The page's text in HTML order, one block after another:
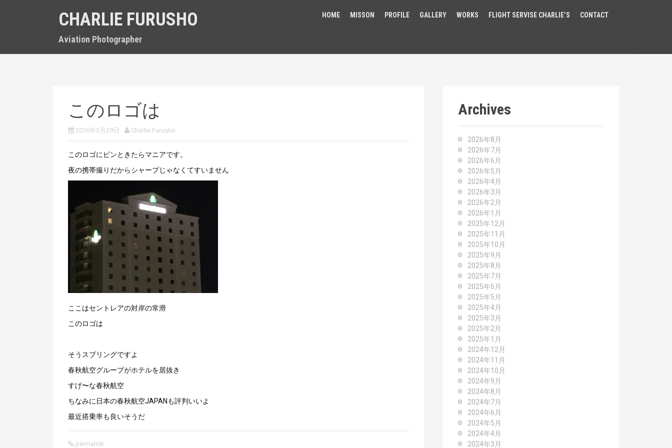
CHARLIE FURUSHO
Aviation Photographer
HOME MISSON PROFILE GALLERY WORKS FLIGHT SERVISE CHARLIE’S CONTACT
このロゴは
2016年3月29日 Charlie Furusho
このロゴにピンときたらマニアです。
夜の携帯撮りだからシャープじゃなくてすいません
ここはセントレアの対岸の常滑
このロゴは
そうスプリングですよ
春秋航空グループがホテルを居抜き
すげ〜な春秋航空
ちなみに日本の春秋航空JAPANも評判いいよ
最近搭乗率も良いそうだ
permalink
Archives
2026年8月
2026年7月
2026年6月
2026年5月
2026年4月
2026年3月
2026年2月
2026年1月
2025年12月
2025年11月
2025年10月
2025年9月
2025年8月
2025年7月
2025年6月
2025年5月
2025年4月
2025年3月
2025年2月
2025年1月
2024年12月
2024年11月
2024年10月
2024年9月
2024年8月
2024年7月
2024年6月
2024年5月
2024年4月
2024年3月